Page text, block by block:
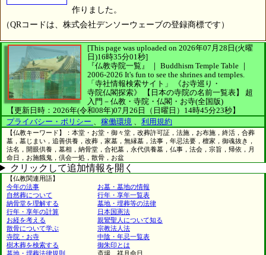
作りました。
（QRコードは、株式会社デンソーウェーブの登録商標です）
[This page was uploaded on 2026年07月28日(火曜
日)16時35分01秒]
『仏教寺院一覧』 ｜ Buddhism Temple Table ｜
2006-2026 It's fun to see the shrines and temples.
「寺社情報検索サイト」
《お寺巡り・
寺院仏閣探索》
【日本の寺院の名前一覧表】
超
入門－仏教・寺院・仏閣・お寺(全国版)
【更新日時：2026年(令和08年)07月26日（日曜日）14時45分23秒】
プライバシー・ポリシー
稼働環境 利用規約
【仏教キーワード】：本堂・お堂・御々堂，改葬許可証，法施，お布施，終活，合葬
墓，墓じまい，追善供養，改葬，家墓，無縁墓，法事，年忌法要，檀家，御魂抜き，
法名，開眼供養，墓相，納骨堂，合祀墓，永代供養墓，仏事，法会，宗旨，帰依，月
命日，お施餓鬼，倶会一処，散骨，お盆
クリックして追加情報を開く
【仏教関連用語】
今年の法事
お墓・墓地の情報
自然葬について
行年・享年一覧表
納骨堂を理解する
墓地・埋葬等の法律
行年・享年の計算
日本国憲法
お経を考える
親鸞聖人について知る
散骨について学ぶ
宗教法人法
寺院・お寺
中陰・年忌一覧表
樹木葬を検索する
御朱印とは
墓地・埋葬法律規則
斎場、祥月命日